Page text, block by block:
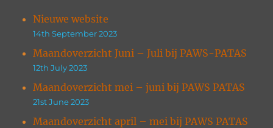
Nieuwe website
14th September 2023
Maandoverzicht Juni – Juli bij PAWS-PATAS
12th July 2023
Maandoverzicht mei – juni bij PAWS PATAS
21st June 2023
Maandoverzicht april – mei bij PAWS PATAS